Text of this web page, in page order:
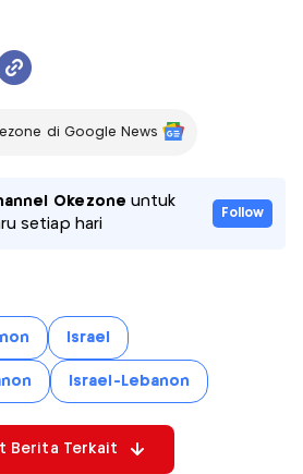
di Google News
Okezone untuk
setiap hari
Follow
Israel
Israel-Lebanon
Berita Terkait